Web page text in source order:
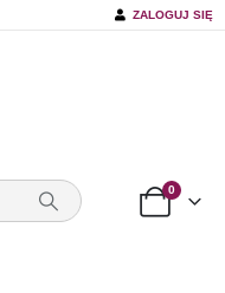
ZALOGUJ SIĘ
0